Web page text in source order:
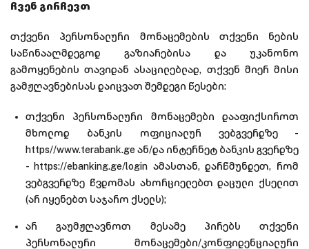
ჩვენ გირჩევთ
თქვენი პერსონალური მონაცემების თქვენი ნების
საწინააღმდეგოდ გაზიარებისა და უკანონო
გამოყენების თავიდან ასაცილებლად, თქვენ მიერ მისი
გამჟღავნებისას დაიცვათ შემდეგი წესები:
თქვენი პერსონალური მონაცემები დააფიქსიროთ
მხოლოდ ბანკის ოფიციალურ ვებგვერდზე -
https//www.terabank.ge ან/და ინტერნეტ ბანკის გვერდზე
- https://ebanking.ge/login ამასთან, დარწმუნდეთ, რომ
ვებგვერდზე წვდომას ახორციელებთ დაცული ქსელით
(არ იყენებთ საჯარო ქსელს);
არ გაუმჟღავნოთ მესამე პირებს თქვენი
პერსონალური მონაცემები/კონფიდენციალური